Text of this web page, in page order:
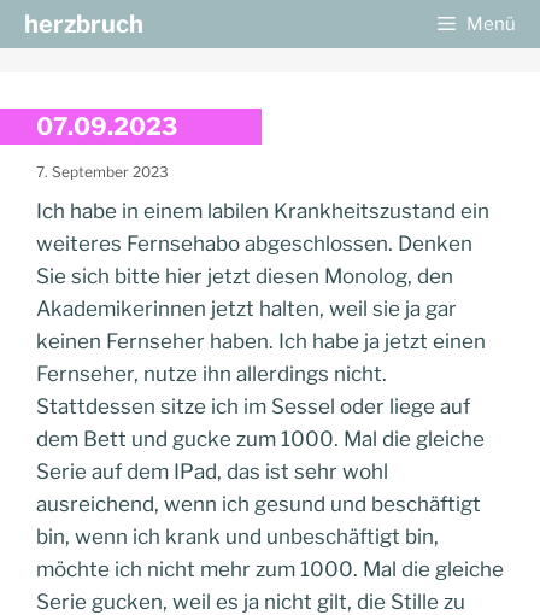
Zum
Inhalt
herzbruch Menü
07.09.2023
7. September 2023
Ich habe in einem labilen Krankheitszustand ein
weiteres Fernsehabo abgeschlossen. Denken
Sie sich bitte hier jetzt diesen Monolog, den
Akademikerinnen jetzt halten, weil sie ja gar
keinen Fernseher haben. Ich habe ja jetzt einen
Fernseher, nutze ihn allerdings nicht.
Stattdessen sitze ich im Sessel oder liege auf
dem Bett und gucke zum 1000. Mal die gleiche
Serie auf dem IPad, das ist sehr wohl
ausreichend, wenn ich gesund und beschäftigt
bin, wenn ich krank und unbeschäftigt bin,
möchte ich nicht mehr zum 1000. Mal die gleiche
Serie gucken, weil es ja nicht gilt, die Stille zu